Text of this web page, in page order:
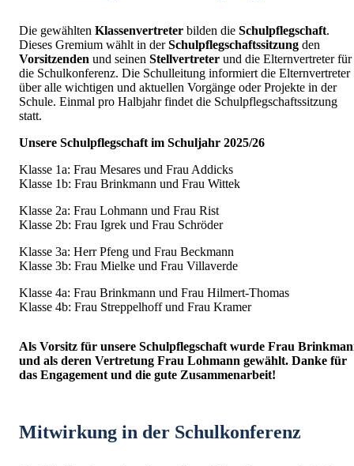
Die gewählten Klassenvertreter bilden die Schulpflegschaft.
Dieses Gremium wählt in derSchulpflegschaftssitzung den
Vorsitzenden und seinen Stellvertreter und die Elternvertreter für
die Schulkonferenz. Die Schulleitung informiert die Elternvertreter
über alle wichtigen und aktuellen Vorgänge oder Projekte in der
Schule. Einmal pro Halbjahr findet die Schulpflegschaftssitzung
statt.
Unsere Schulpflegschaft im Schuljahr 2025/26
Klasse 1a: Frau Mesares und Frau Addicks
Klasse 1b: Frau Brinkmann und Frau Wittek
Klasse 2a: Frau Lohmann und Frau Rist
Klasse 2b: Frau Igrek und Frau Schröder
Klasse 3a: Herr Pfeng und Frau Beckmann
Klasse 3b: Frau Mielke und Frau Villaverde
Klasse 4a: Frau Brinkmann und Frau Hilmert-Thomas
Klasse 4b: Frau Streppelhoff und Frau Kramer
Als Vorsitz für unsere Schulpflegschaft wurde Frau
und als deren Vertretung Frau Lohmann gewählt. Danke für
das Engagement und die gute Zusammenarbeit!
Mitwirkung in der Schulkonferenz